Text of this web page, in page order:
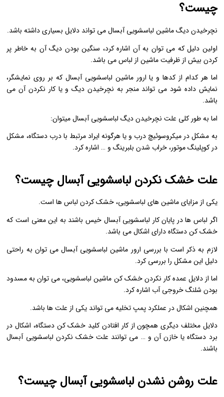
چیست؟
نچرخیدن دیگ ماشین لباسشویی آبسال می تواند دلایل بسیاری داشته باشد.
اولین دلیل که می توان به آن اشاره کرد، سنگین بودن دیگ آن به خاطر پر
کردن بیش از ظرفیت ماشین از لباس می باشد.
اما هر کدام از کدها و یا ارور ماشین لباسشویی آبسال که بر روی نمایشگر،
نمایش داده شود می تواند منجر به نچرخیدن دیگ و یا کار نکردن آن می
باشد.
اما به طور کلی علت نچرخیدن دیگ لباسشویی آبسال میتوان:
به مشکل در میکروسوئیچ درب و یا هرگونه ایراد مرتبط با درب دستگاه، مشکل
در کوپلینگ موتور، خراب شدن بلبرینگ و … اشاره کرد.
علت خشک نکردن لباسشویی آبسال چیست؟
یکی از مزایای ماشین های لباسشویی، خشک کردن لباس ها است.
اگر لباس ها در پایان کار لباسشویی آبسال خیس باشند به این معنی است که
خشک کن دستگاه دارای اشکال می باشد.
لازم به ذکر است با بررسی ارور ماشین لباسشویی آبسال می توان به راحتی
دلیل این مشکل را بررسی کرد.
اما از دلایل عمده کار نکردن خشک کن ماشین لباسشویی، می توان به مسدود
بودن شلنگ خروجی آب اشاره کرد.
همچنین اشکال در عملکرد پمپ تخلیه می تواند یکی از علت ها باشد.
دلایل مختلف دیگری همچون از کار افتادن کلید خشک کن دستگاه، اشکال در
برد دستگاه یا خازن آن و … می توانند علت خشک نکردن لباسشویی آبسال
باشند.
علت روشن نشدن لباسشویی آبسال چیست؟